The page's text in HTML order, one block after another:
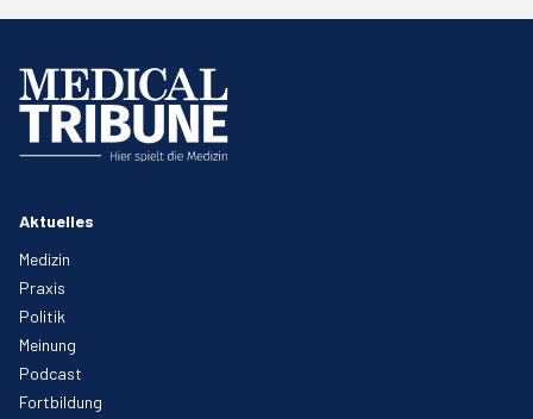
Aktuelles
Medizin
Praxis
Politik
Meinung
Podcast
Fortbildung